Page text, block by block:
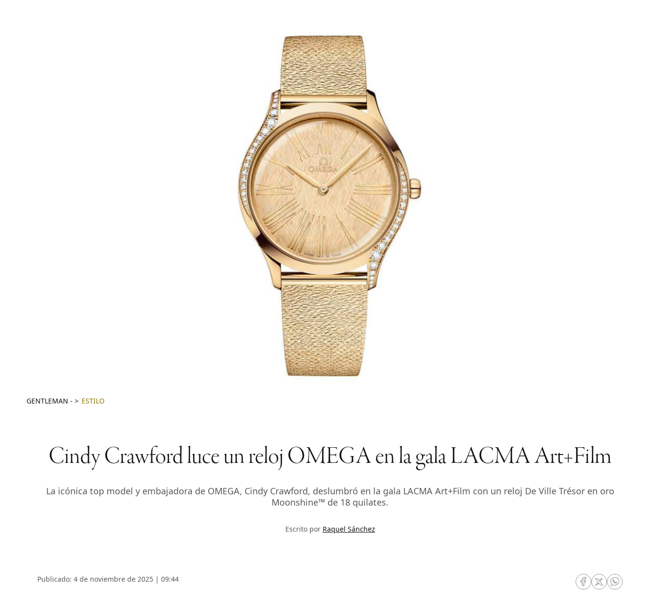
GENTLEMAN - ESTILO
Cindy Crawford luce un reloj OMEGA en la gala LACMA Art+Film
La icónica top model y embajadora de OMEGA, Cindy Crawford, deslumbró en la gala LACMA Art+Film con un reloj De Ville Trésor en oro
Moonshine™ de 18 quilates.
Escrito por Raquel Sánchez
Publicado: 4 de noviembre de 2025 | 09:44
RRSS Facebook
RRSS Twitter
RRSS